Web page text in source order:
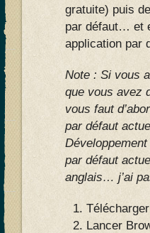
gratuite) puis
par défaut… et
application par
Note : Si vous
que vous avez
vous faut
par défaut
par défaut
anglais… j’ai
Lancer